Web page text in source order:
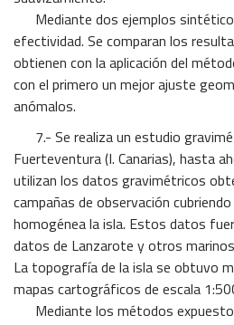
Mediante dos ejemplos
efectividad. Se comparan los
obtienen con la aplicación del
con el primero un mejor ajuste
anómalos.
7.- Se realiza un estudio
Fuerteventura (I. Canarias), hasta
utilizan los datos gravimétricos
campañas de observación
homogénea la isla. Estos datos
datos de Lanzarote y otros
La topografía de la isla se obtuvo
mapas cartográficos de escala
Mediante los métodos